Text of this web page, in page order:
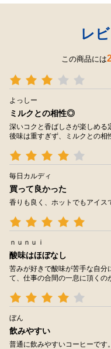
レ
この商品には
よっしー
ミルクとの相性◎
深いコクと香ばしさが楽しめる
後味は重すぎず、ミルクとの相
毎日カルディ
買って良かった
香りも良く、ホットでもアイス
ｎｕｎｕｉ
酸味はほぼなし
苦みが好きで酸味が苦手な自分
て、仕事の合間の一息に頂くの
ぼん
飲みやすい
普通に飲みやすいコーヒーです。